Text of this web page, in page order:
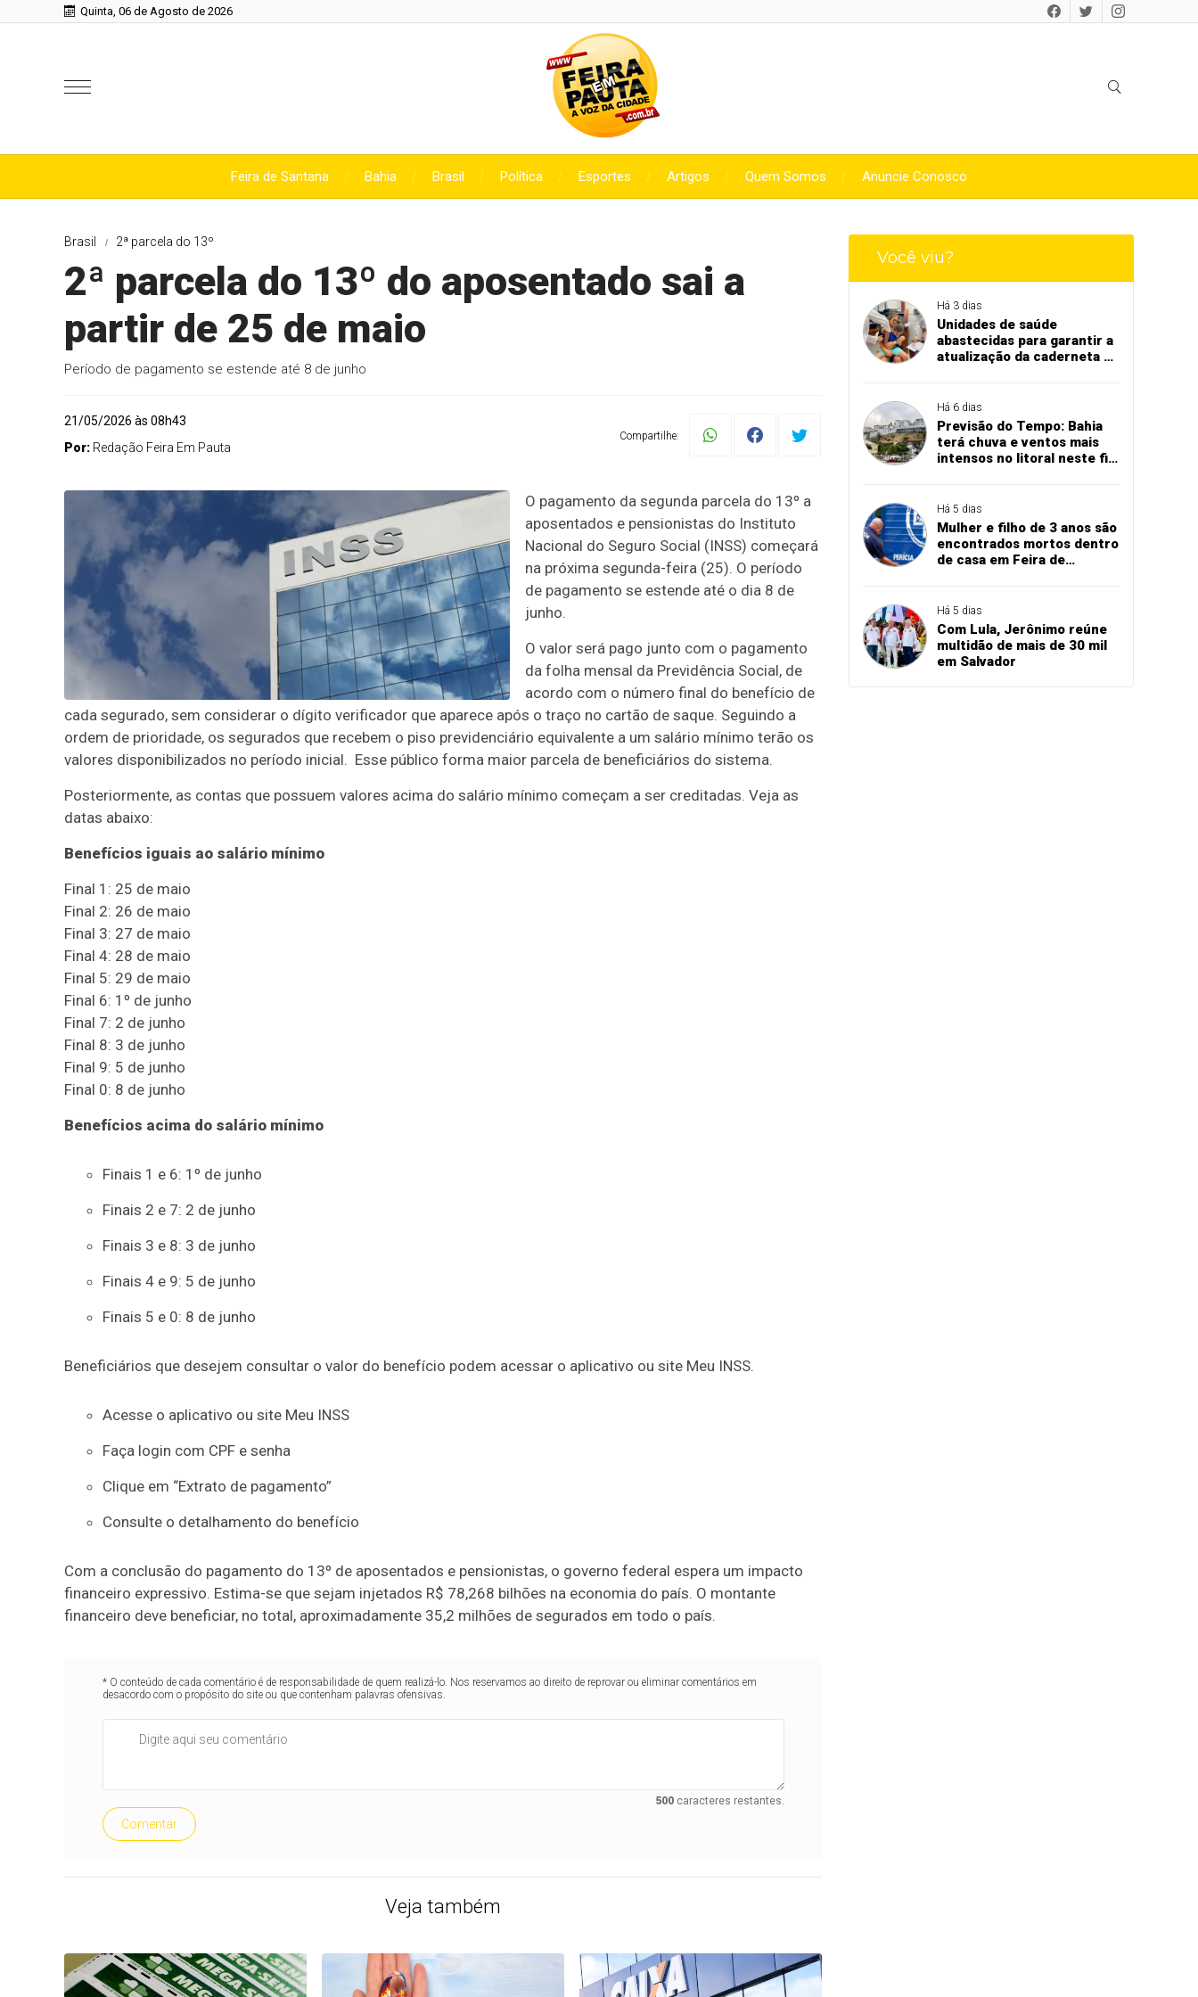
Quinta, 06 de Agosto de 2026
Feira de Santana Bahia Brasil Política Esportes Artigos Quem Somos Anuncie Conosco
Brasil 2ª parcela do 13º
2ª parcela do 13º do aposentado sai a
partir de 25 de maio
Período de pagamento se estende até 8 de junho
21/05/2026 às 08h43
Por: Redação Feira Em Pauta
Compartilhe:
O pagamento da segunda parcela do 13º a
aposentados e pensionistas do Instituto
Nacional do Seguro Social (INSS) começará
na próxima segunda-feira (25). O período
de pagamento se estende até o dia 8 de
junho.
O valor será pago junto com o pagamento
da folha mensal da Previdência Social, de
acordo com o número final do benefício de
cada segurado, sem considerar o dígito verificador que aparece após o traço no cartão de saque. Seguindo a
ordem de prioridade, os segurados que recebem o piso previdenciário equivalente a um salário mínimo terão os
valores disponibilizados no período inicial. Esse público forma maior parcela de beneficiários do sistema.
Posteriormente, as contas que possuem valores acima do salário mínimo começam a ser creditadas. Veja as
datas abaixo:
Benefícios iguais ao salário mínimo
Final 1: 25 de maio
Final 2: 26 de maio
Final 3: 27 de maio
Final 4: 28 de maio
Final 5: 29 de maio
Final 6: 1º de junho
Final 7: 2 de junho
Final 8: 3 de junho
Final 9: 5 de junho
Final 0: 8 de junho
Benefícios acima do salário mínimo
Finais 1 e 6: 1º de junho
Finais 2 e 7: 2 de junho
Finais 3 e 8: 3 de junho
Finais 4 e 9: 5 de junho
Finais 5 e 0: 8 de junho
Beneficiários que desejem consultar o valor do benefício podem acessar o aplicativo ou site Meu INSS.
Acesse o aplicativo ou site Meu INSS
Faça login com CPF e senha
Clique em “Extrato de pagamento”
Consulte o detalhamento do benefício
Com a conclusão do pagamento do 13º de aposentados e pensionistas, o governo federal espera um impacto
financeiro expressivo. Estima-se que sejam injetados R$ 78,268 bilhões na economia do país. O montante
financeiro deve beneficiar, no total, aproximadamente 35,2 milhões de segurados em todo o país.
* O conteúdo de cada comentário é de responsabilidade de quem realizá-lo. Nos reservamos ao direito de reprovar ou eliminar comentários em
desacordo com o propósito do site ou que contenham palavras ofensivas.
500caracteres restantes.
Comentar
Veja também
Você viu?
Há 3 dias
Unidades de saúde
abastecidas para garantir a
atualização da caderneta de
Há 6 dias
Previsão do Tempo: Bahia
terá chuva e ventos mais
intensos no litoral neste fim
Há 5 dias
Mulher e filho de 3 anos são
encontrados mortos dentro
de casa em Feira de
Há 5 dias
Com Lula, Jerônimo reúne
multidão de mais de 30 mil
em Salvador